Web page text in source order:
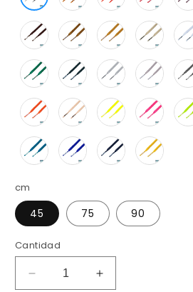
cm
45 75 90
Cantidad
Reducir
Aumentar